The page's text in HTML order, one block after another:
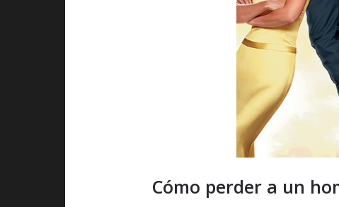
Cómo perder a un